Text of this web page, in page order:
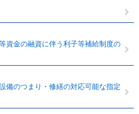
資金の融資に伴う利子等補給制度の
備のつまり・修繕の対応可能な指定